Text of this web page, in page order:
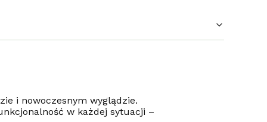
i nowoczesnym wyglądzie.
w każdej sytuacji –